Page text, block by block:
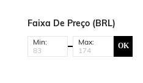
Faixa De Preço (BRL)
Min: Max: OK